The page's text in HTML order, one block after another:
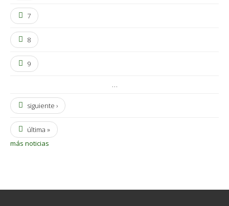
7
8
9
…
siguiente ›
última »
más noticias